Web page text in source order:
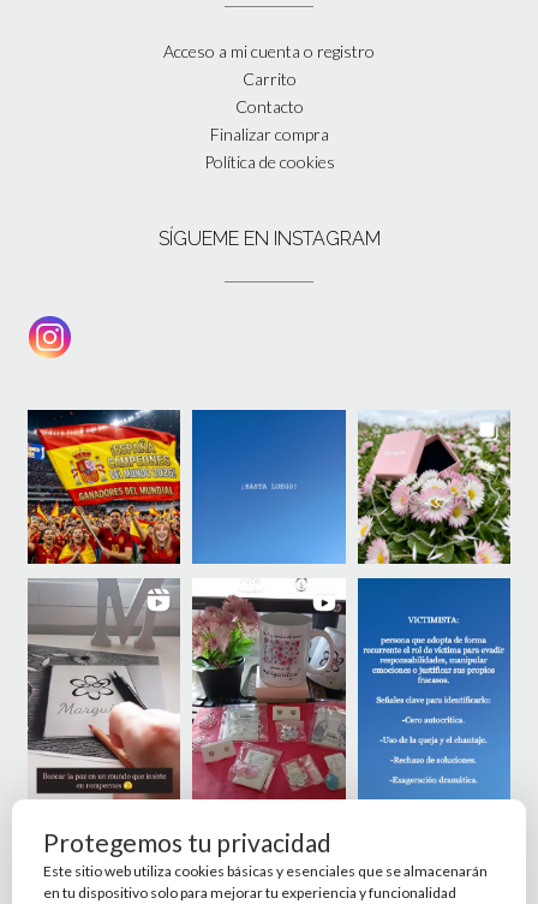
Acceso a mi cuenta o registro
Carrito
Contacto
Finalizar compra
Política de cookies
SÍGUEME EN INSTAGRAM
Protegemos tu privacidad
Este sitio web utiliza cookies básicas y esenciales que se almacenarán
en tu dispositivo solo para mejorar tu experiencia y funcionalidad